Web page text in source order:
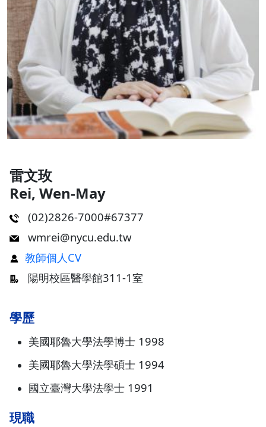
雷文玫
Rei, Wen-May
(02)2826-7000#67377
wmrei@nycu.edu.tw
教師個人CV
陽明校區醫學館311-1室
學歷
美國耶魯大學法學博士 1998
美國耶魯大學法學碩士 1994
國立臺灣大學法學士 1991
現職